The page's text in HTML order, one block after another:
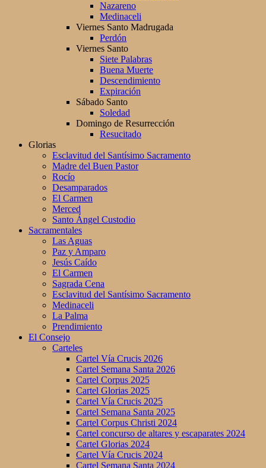
Nazareno
Medinaceli
Viernes Santo Madrugada
Perdón
Viernes Santo
Siete Palabras
Buena Muerte
Descendimiento
Expiración
Sábado Santo
Soledad
Domingo de Resurrección
Resucitado
Glorias
Esclavitud del Santísimo Sacramento
Madre del Buen Pastor
Rocío
Desamparados
El Carmen
Merced
Santo Ángel Custodio
Sacramentales
Las Aguas
Paz y Amparo
Jesús Caído
El Carmen
Sagrada Cena
Esclavitud del Santísimo Sacramento
Medinaceli
La Palma
Prendimiento
El Consejo
Carteles
Cartel Vía Crucis 2026
Cartel Semana Santa 2026
Cartel Corpus 2025
Cartel Glorias 2025
Cartel Vía Crucis 2025
Cartel Semana Santa 2025
Cartel Corpus Christi 2024
Cartel concurso de altares y escaparates 2024
Cartel Glorias 2024
Cartel Vía Crucis 2024
Cartel Semana Santa 2024